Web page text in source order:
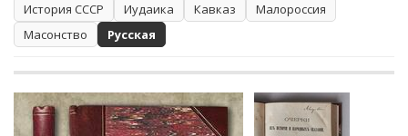
История СССР
Иудаика Кавказ
Малороссия
Масонство
Русская